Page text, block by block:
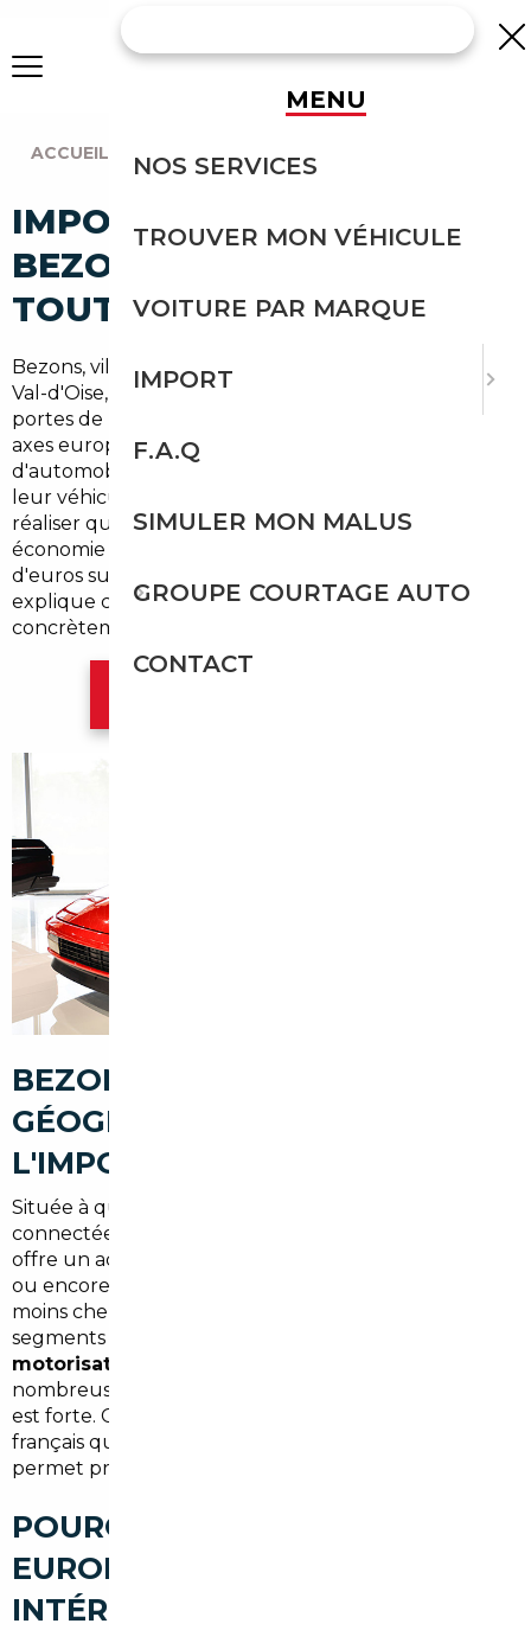
ACCUEIL AGENCE PARIS
IMPORT VOITURE À
BEZONS : IMPORTEZ EN
TOUTE SÉCURITÉ
Bezons, ville de près de
Val-d'Oise, bénéficie d'une position stratégique aux
portes de Paris et à proximité immédiate des grands
axes européens. Pourtant, beaucoup
d'automobilistes bezonnais continuent d'acheter
leur véhicule sur le marché local français, sans
réaliser que l'import européen peut représenter une
économie significative — parfois plusieurs milliers
d'euros sur un même modèle. Ce guide vous
explique comment saisir cette opportunité
concrètement.
BEZONS, UNE POSITION
GÉOGRAPHIQUE IDÉALE POUR
L'IMPORT AUTOMOBILE
Située à quelques minutes de Paris et directement
connectée aux axes autoroutiers A15 et A86, Bezons
offre un accès rapide vers la Belgique, l'Allemagne
ou encore le Portugal — trois pays régulièrement
moins chers que la France sur de nombreux
segments automobiles.
motorisation élevé
nombreuse, la demande locale en véhicules récents
est forte. Cela profite surtout aux concessionnaires
français qui maintiennent leurs marges. L'import
permet précisément de contourner cette logique.
POURQUOI LES MARCHÉS
EUROPÉENS SONT
INTÉRESSANTS DEPUIS
MENU
NOS SERVICES
TROUVER MON VÉHICULE
VOITURE PAR MARQUE
IMPORT
F.A.Q
SIMULER MON MALUS
GROUPE COURTAGE AUTO
CONTACT